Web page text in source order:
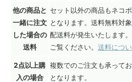
他の商品と
一緒に注文
した場合の
送料
セット以外の商品もネコ
となります。送料無料対
配送料が発生いたします
ご覧ください。 送料につ
2点以上購
入の場合
複数でのご注文も承って
となります。